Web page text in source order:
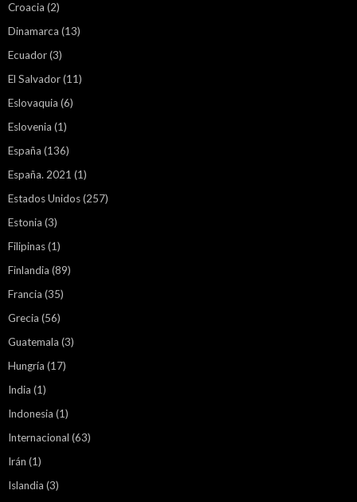
Croacia (2)
Dinamarca (13)
Ecuador(3)
El Salvador(11)
Eslovaquia (6)
Eslovenia (1)
España (136)
España. 2021 (1)
Estados Unidos(257)
Estonia (3)
Filipinas(1)
Finlandia (89)
Francia (35)
Grecia (56)
Guatemala (3)
Hungría (17)
India (1)
Indonesia (1)
Internacional (63)
Irán (1)
Islandia (3)